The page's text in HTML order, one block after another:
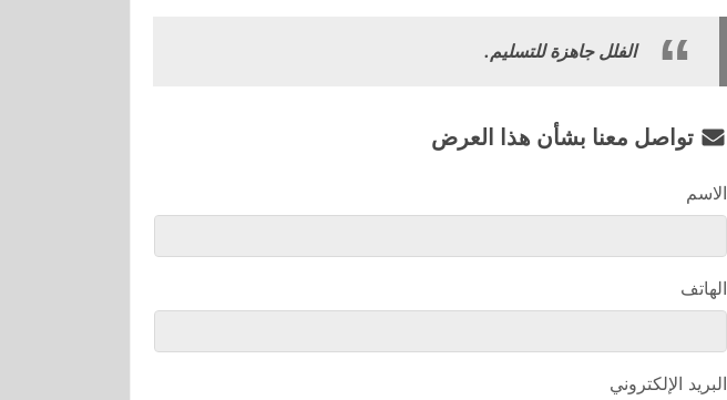
الفلل جاهزة للتسليم.
تواصل معنا بشأن هذا العرض
الاسم
الهاتف
البريد الإلكتروني